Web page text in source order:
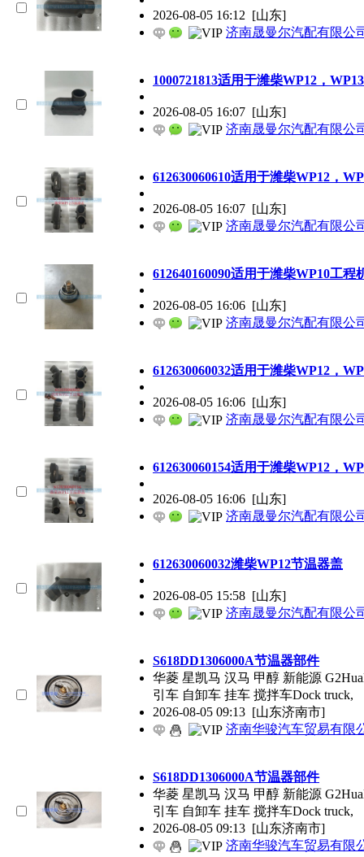
2026-08-05 16:12 [山东]
济南晟曼尔汽配有限公
1000721813适用于潍柴WP12，
2026-08-05 16:07 [山东]
济南晟曼尔汽配有限公
612630060610适用于潍柴WP12，
2026-08-05 16:07 [山东]
济南晟曼尔汽配有限公
612640160090适用于潍柴WP10工
2026-08-05 16:06 [山东]
济南晟曼尔汽配有限公
612630060032适用于潍柴WP12，
2026-08-05 16:06 [山东]
济南晟曼尔汽配有限公
612630060154适用于潍柴WP12，
2026-08-05 16:06 [山东]
济南晟曼尔汽配有限公
612630060032潍柴WP12节温器盖
2026-08-05 15:58 [山东]
济南晟曼尔汽配有限公
S618DD1306000A节温器部件
华菱 星凯马 汉马 甲醇 新能源
引车 自卸车 挂车 搅拌车Dock truck,
2026-08-05 09:13 [山东济南市]
济南华骏汽车贸易有限
S618DD1306000A节温器部件
华菱 星凯马 汉马 甲醇 新能源
引车 自卸车 挂车 搅拌车Dock truck,
2026-08-05 09:13 [山东济南市]
济南华骏汽车贸易有限